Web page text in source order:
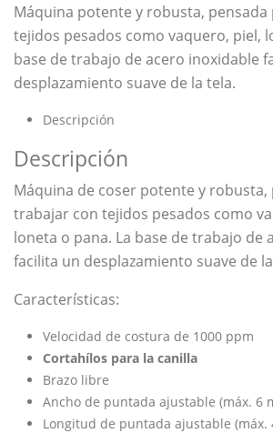
original
era:
231,40 €.
actual
es:
219,83 €.
Máquina potente y robusta,
tejidos pesados como vaquero, piel,
base de trabajo de acero inoxidable
desplazamiento suave de la tela.
Descripción
Descripción
Máquina de coser potente y robusta,
trabajar con tejidos pesados como
loneta o pana. La base de trabajo de
facilita un desplazamiento suave de
Características:
Velocidad de costura de 1000 ppm
Cortahílos para la canilla
Brazo libre
Ancho de puntada ajustable (máx. 6
Longitud de puntada ajustable (máx.